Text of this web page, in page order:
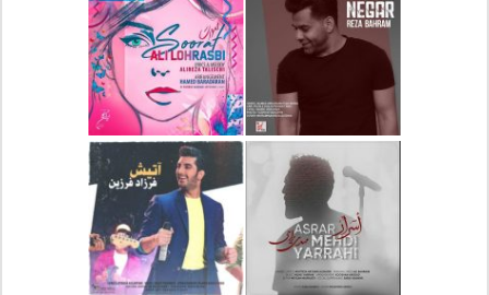
دانلود آلبوم جدید سیروان
خسروی بنام مونولوگ
دانلود آهنگ جدید علیرضا
قربانی بنام خیال خوش
دانلود آهنگ جدید رضا
بهرام بنام نگار
دانلود آهنگ جدید علی
لهراسبی بنام صورت